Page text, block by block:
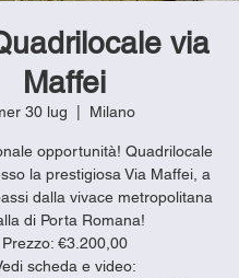
via
Maffei
30 lug Milano
opportunità! Quadrilocale
la prestigiosa Via Maffei, a
dalla vivace metropolitana
di Porta Romana!
Prezzo: €3.200,00
scheda e video: